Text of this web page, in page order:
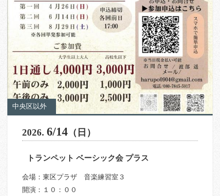
中央区以外
2026. 6/14 （日）
トランペット ベーシック会 プラス
会場：東区プラザ 音楽練習室３
開演：１０：００